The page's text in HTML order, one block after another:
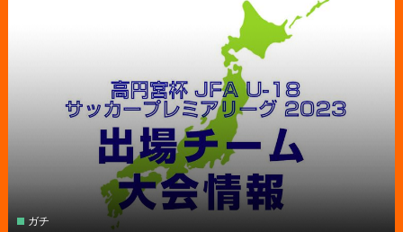
ガチ